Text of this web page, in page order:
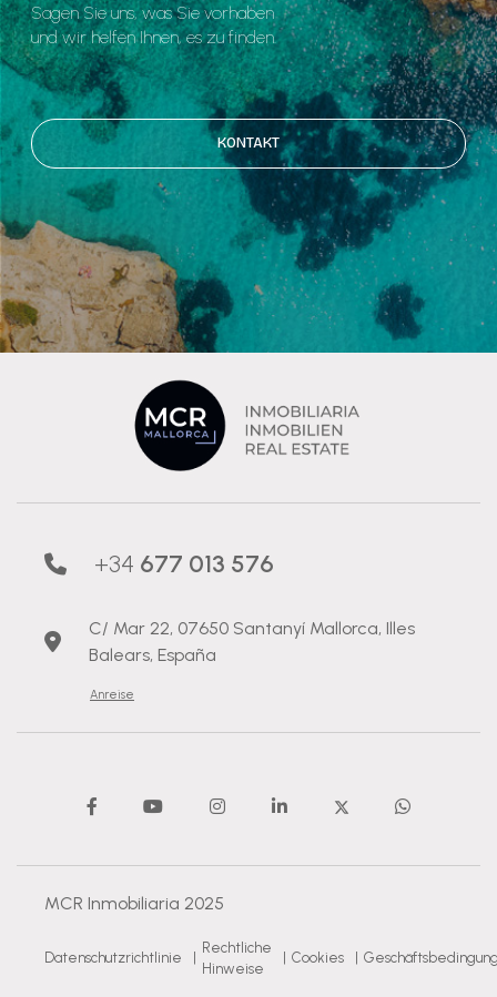
Sagen Sie uns, was Sie vorhaben
und wir helfen Ihnen, es zu finden.
KONTAKT
+34 677 013 576
C/ Mar 22, 07650 Santanyí Mallorca, Illes
Balears, España
Anreise
MCR Inmobiliaria 2025
Datenschutzrichtlinie
Rechtliche
Hinweise
Cookies